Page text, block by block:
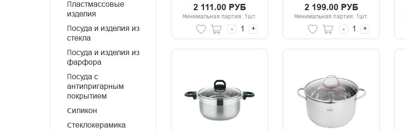
Пластмассовые
изделия
Посуда и изделия из
стекла
Посуда и изделия из
фарфора
Посуда с
антипригарным
покрытием
Силикон
Стеклокерамика
2 111.00 РУБ
Минимальная партия: 1шт.
- +
2 199.00 РУБ
Минимальная партия: 1шт.
- +